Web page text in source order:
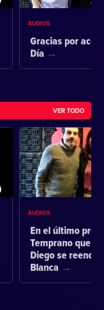
AUDIOS
Gracias por
Día
VER TODO
AUDIOS
En el último
Temprano que
Diego se
Blanca